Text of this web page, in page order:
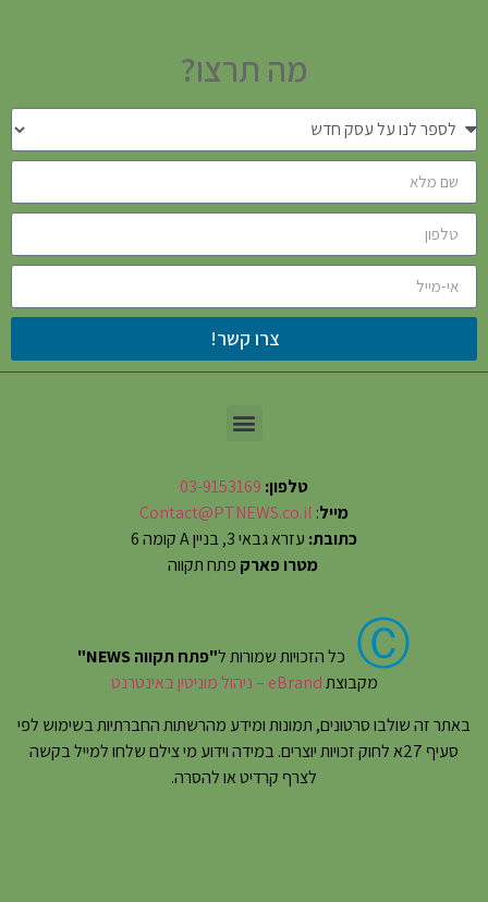
מה תרצו?
צרו קשר!
טלפון: 03-9153169
מייל:
Contact@PTNEWS.co.il
כתובת: עזרא גבאי 3, בניין A קומה 6
מטרו פארק פתח תקווה
Ⓒ כל הזכויות שמורות ל"פתח תקווה NEWS"
מקבוצתeBrand – ניהול מוניטין באינטרנט
באתר זה שולבו סרטונים, תמונות ומידע מהרשתות החברתיות בשימוש לפי
סעיף 27א לחוק זכויות יוצרים. במידה וידוע מי צילם שלחו למייל בקשה
לצרף קרדיט או להסרה.